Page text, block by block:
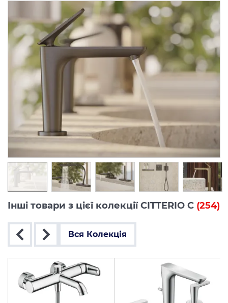
Інші товари з цієї колекції CITTERIO C (254)
Вся Колекція